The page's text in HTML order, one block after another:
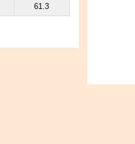
61.3